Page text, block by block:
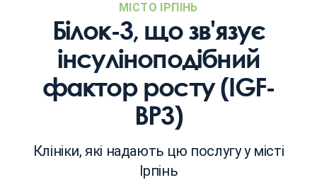
МІСТО ІРПІНЬ
Білок-3, що зв'язує
інсуліноподібний
фактор росту (IGF-
BP3)
Клініки, які надають цю послугу у місті
Ірпінь